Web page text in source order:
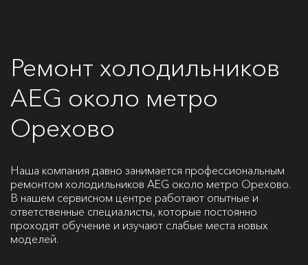
Ремонт холодильников
AEG около метро
Орехово
Наша компания давно занимается профессиональным
ремонтом холодильников AEG около метро Орехово.
В нашем сервисном центре работают опытные и
ответственные специалисты, которые постоянно
проходят обучение и изучают слабые места новых
моделей.